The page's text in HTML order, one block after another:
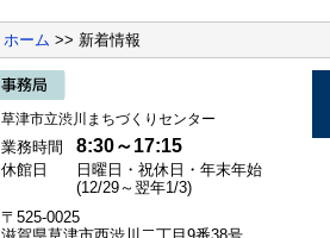
ホーム >> 新着情報
草津市立渋川まちづくりセンター
業務時間 8:30～17:15
休館日
日曜日・祝休日・年末年始
(12/29～翌年1/3)
〒525-0025